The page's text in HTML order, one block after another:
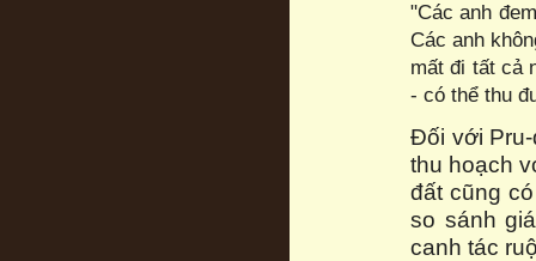
"Các anh
Các anh
mất đi tất cả
- có thể thu
Đối với
thu hoạch
đất cũng
so sánh
canh tác